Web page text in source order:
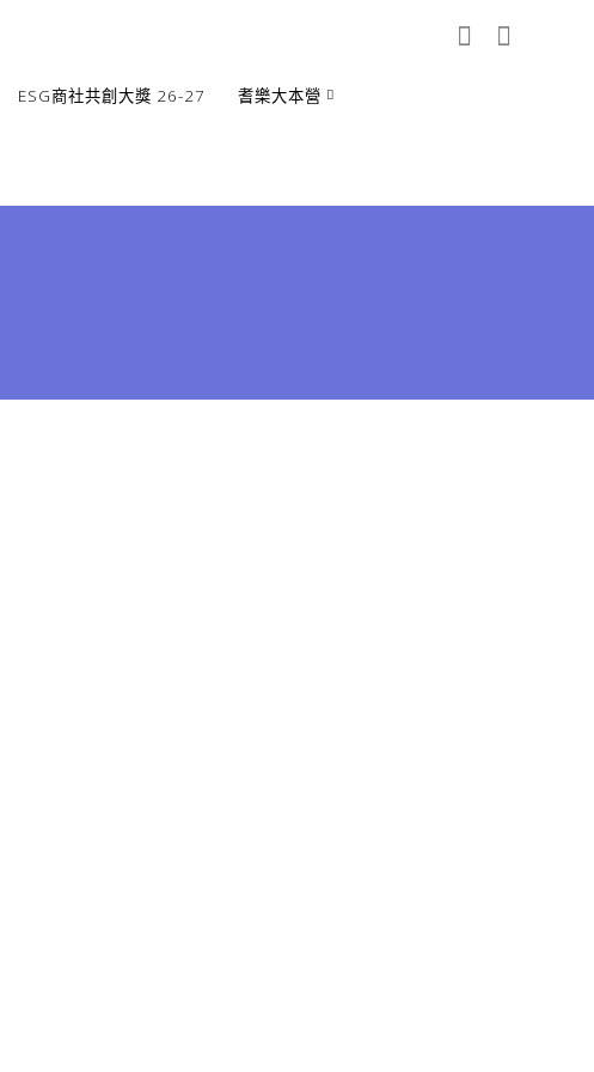
ESG商社共創大獎 26-27 耆樂大本營